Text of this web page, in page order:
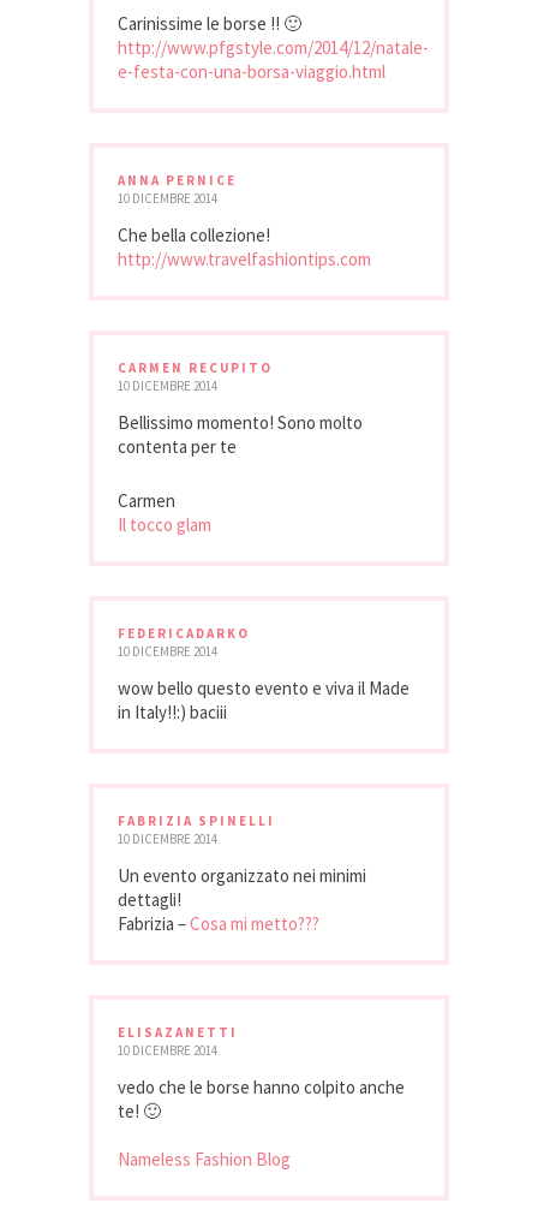
Carinissime le borse !! 🙂
http://www.pfgstyle.com/2014/12/natale-
e-festa-con-una-borsa-viaggio.html
ANNA PERNICE
10 DICEMBRE 2014
Che bella collezione!
http://www.travelfashiontips.com
CARMEN RECUPITO
10 DICEMBRE 2014
Bellissimo momento! Sono molto
contenta per te
Carmen
Il tocco glam
FEDERICADARKO
10 DICEMBRE 2014
wow bello questo evento e viva il Made
in Italy!!:) baciii
FABRIZIA SPINELLI
10 DICEMBRE 2014
Un evento organizzato nei minimi
dettagli!
Fabrizia –Cosa mi metto???
ELISAZANETTI
10 DICEMBRE 2014
vedo che le borse hanno colpito anche
te! 🙂
Nameless Fashion Blog